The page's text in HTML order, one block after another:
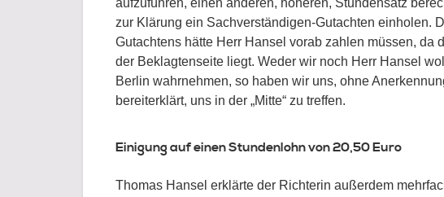
aufzuführen, einen anderen, höheren, Stundensatz
zur Klärung ein Sachverständigen-Gutachten einholen.
Gutachtens hätte Herr Hansel vorab zahlen müssen, da
der Beklagtenseite liegt. Weder wir noch Herr Hansel
Berlin wahrnehmen, so haben wir uns, ohne
bereiterklärt, uns in der „Mitte“ zu treffen.
Einigung auf einen Stundenlohn von 20,50 Euro
Thomas Hansel erklärte der Richterin außerdem